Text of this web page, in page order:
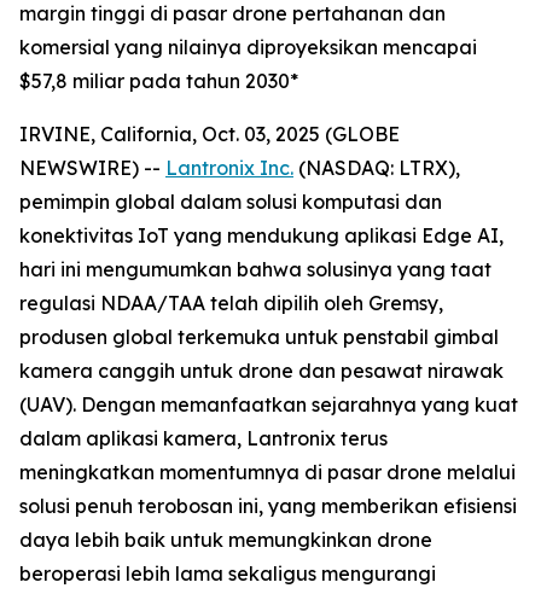
margin tinggi di pasar drone pertahanan dan
komersial yang nilainya diproyeksikan mencapai
$57,8 miliar pada tahun 2030*
IRVINE, California, Oct. 03, 2025 (GLOBE
NEWSWIRE) -- Lantronix Inc. (NASDAQ: LTRX),
pemimpin global dalam solusi komputasi dan
konektivitas IoT yang mendukung aplikasi Edge AI,
hari ini mengumumkan bahwa solusinya yang taat
regulasi NDAA/TAA telah dipilih oleh Gremsy,
produsen global terkemuka untuk penstabil gimbal
kamera canggih untuk drone dan pesawat nirawak
(UAV). Dengan memanfaatkan sejarahnya yang kuat
dalam aplikasi kamera, Lantronix terus
meningkatkan momentumnya di pasar drone melalui
solusi penuh terobosan ini, yang memberikan efisiensi
daya lebih baik untuk memungkinkan drone
beroperasi lebih lama sekaligus mengurangi